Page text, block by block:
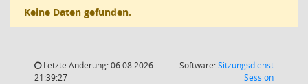
Keine Daten gefunden.
Letzte Änderung: 06.08.2026
21:39:27
Software:Sitzungsdienst
Session(Wird in